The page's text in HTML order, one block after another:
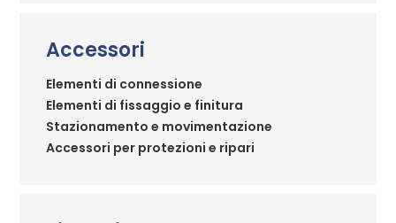
Accessori
Elementi di connessione
Elementi di fissaggio e finitura
Stazionamento e movimentazione
Accessori per protezioni e ripari